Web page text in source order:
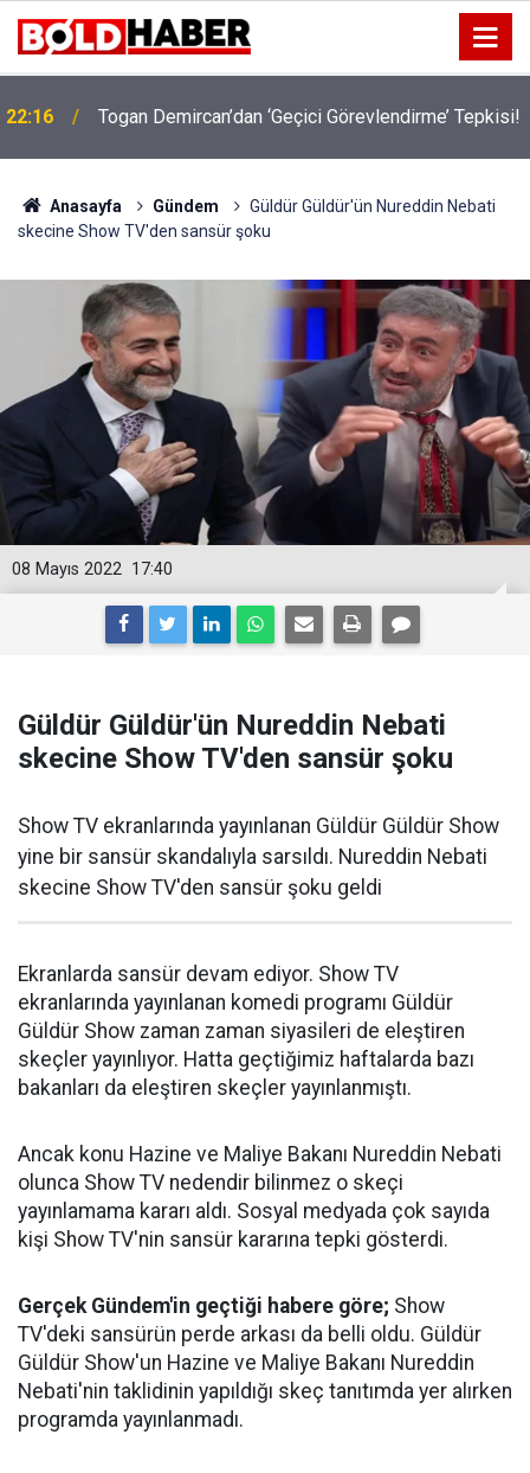
22:16 Togan Demircan’dan ‘Geçici Görevlendirme’ Tepkisi!
19:32 Sıcak Havalarda Ödem Şikayetini Hafife Almayın!
Anasayfa Gündem
Güldür Güldür'ün Nureddin Nebati
skecine Show TV'den sansür şoku
17:40
08 Mayıs 2022
Güldür Güldür'ün Nureddin Nebati
skecine Show TV'den sansür şoku
Show TV ekranlarında yayınlanan Güldür Güldür Show
yine bir sansür skandalıyla sarsıldı. Nureddin Nebati
skecine Show TV'den sansür şoku geldi
Ekranlarda sansür devam ediyor. Show TV
ekranlarında yayınlanan komedi programı Güldür
Güldür Show zaman zaman siyasileri de eleştiren
skeçler yayınlıyor. Hatta geçtiğimiz haftalarda bazı
bakanları da eleştiren skeçler yayınlanmıştı.
Ancak konu Hazine ve Maliye Bakanı Nureddin Nebati
olunca Show TV nedendir bilinmez o skeçi
yayınlamama kararı aldı. Sosyal medyada çok sayıda
kişi Show TV'nin sansür kararına tepki gösterdi.
Gerçek Gündem'in geçtiği habere göre; Show
TV'deki sansürün perde arkası da belli oldu. Güldür
Güldür Show'un Hazine ve Maliye Bakanı Nureddin
Nebati'nin taklidinin yapıldığı skeç tanıtımda yer alırken
programda yayınlanmadı.